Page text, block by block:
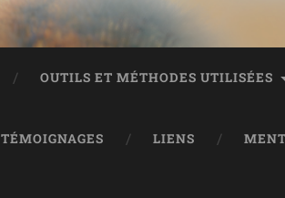
OUTILS ET MÉTHODES UTILISÉES
TÉMOIGNAGES LIENS